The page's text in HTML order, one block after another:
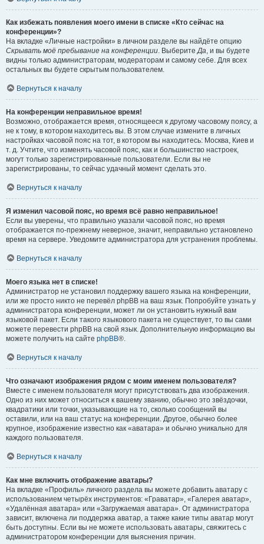
Как избежать появления моего имени в списке «Кто сейчас на
конференции»?
На вкладке «Личные настройки» в личном разделе вы найдёте опцию
Скрывать моё пребывание на конференции. ВыберитеДа, и вы будете
видны только администраторам, модераторам и самому себе. Для всех
остальных вы будете скрытым пользователем.
Вернуться к началу
На конференции неправильное время!
Возможно, отображается время, относящееся к другому часовому поясу, а
не к тому, в котором находитесь вы. В этом случае измените в личных
настройках часовой пояс на тот, в котором вы находитесь: Москва, Киев и
т. д. Учтите, что изменять часовой пояс, как и большинство настроек,
могут только зарегистрированные пользователи. Если вы не
зарегистрированы, то сейчас удачный момент сделать это.
Вернуться к началу
Я изменил часовой пояс, но время всё равно неправильное!
Если вы уверены, что правильно указали часовой пояс, но время
отображается по-прежнему неверное, значит, неправильно установлено
время на сервере. Уведомите администратора для устранения проблемы.
Вернуться к началу
Моего языка нет в списке!
Администратор не установил поддержку вашего языка на конференции,
или же просто никто не перевёл phpBB на ваш язык. Попробуйте узнать у
администратора конференции, может ли он установить нужный вам
языковой пакет. Если такого языкового пакета не существует, то вы сами
можете перевести phpBB на свой язык. Дополнительную информацию вы
можете получить на сайте phpBB®.
Вернуться к началу
Что означают изображения рядом с моим именем пользователя?
Вместе с именем пользователя могут присутствовать два изображения.
Одно из них может относиться к вашему званию, обычно это звёздочки,
квадратики или точки, указывающие на то, сколько сообщений вы
оставили, или на ваш статус на конференции. Другое, обычно более
крупное, изображение известно как «аватара» и обычно уникально для
каждого пользователя.
Вернуться к началу
Как мне включить отображение аватары?
На вкладке «Профиль» личного раздела вы можете добавить аватару с
использованием четырёх инструментов: «Граватар», «Галерея аватар»,
«Удалённая аватара» или «Загружаемая аватара». От администратора
зависит, включена ли поддержка аватар, а также какие типы аватар могут
быть доступны. Если вы не можете использовать аватары, свяжитесь с
администратором конференции для выяснения причин.